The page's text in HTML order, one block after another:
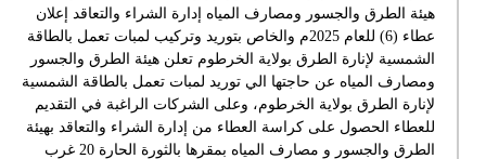
هيئة الطرق والجسور ومصارف المياه إدارة الشراء والتعاقد إعلان
عطاء (6) للعام 2025م والخاص بتوريد وتركيب لمبات تعمل بالطاقة
الشمسية لإنارة الطرق بولاية الخرطوم تعلن هيئة الطرق والجسور
ومصارف المياه عن حاجتها الي توريد لمبات تعمل بالطاقة الشمسية
لإنارة الطرق بولاية الخرطوم، وعلى الشركات الراغبة في التقديم
للعطاء الحصول على كراسة العطاء من إدارة الشراء والتعاقد بهيئة
الطرق والجسور و مصارف المياه بمقرها بالثورة الحارة 20 غرب